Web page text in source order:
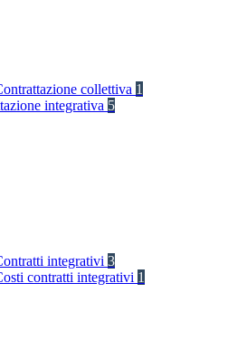
collettiva 1
integrativa 5
integrativi 3
contratti integrativi 1